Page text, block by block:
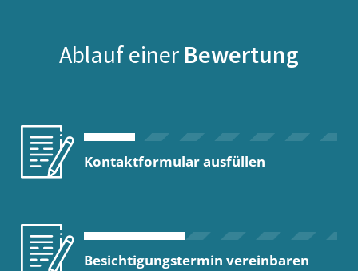
Ablauf einer Bewertung
Kontaktformular ausfüllen
Besichtigungstermin vereinbaren